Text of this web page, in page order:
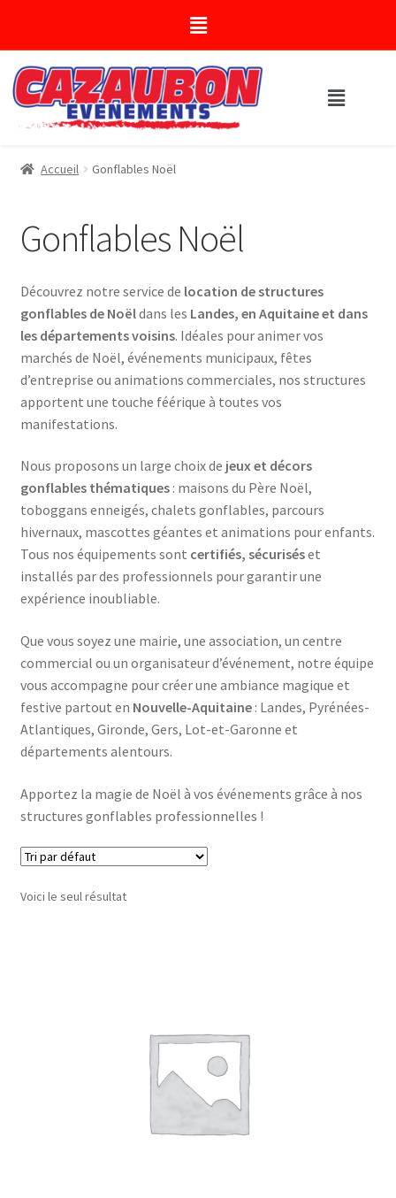
Accueil Gonflables Noël
Gonflables Noël
Découvrez notre service de location de structures
gonflables de Noëldans les Landes, en Aquitaine et dans
les départements voisins. Idéales pour animer vos
marchés de Noël, événements municipaux, fêtes
d’entreprise ou animations commerciales, nos structures
apportent une touche féérique à toutes vos
manifestations.
Nous proposons un large choix de jeux et décors
gonflables thématiques: maisons du Père Noël,
toboggans enneigés, chalets gonflables, parcours
hivernaux, mascottes géantes et animations pour enfants.
Tous nos équipements sont certifiés, sécuriséset
installés par des professionnels pour garantir une
expérience inoubliable.
Que vous soyez une mairie, une association, un centre
commercial ou un organisateur d’événement, notre équipe
vous accompagne pour créer une ambiance magique et
festive partout en Nouvelle-Aquitaine: Landes, Pyrénées-
Atlantiques, Gironde, Gers, Lot-et-Garonne et
départements alentours.
Apportez la magie de Noël à vos événements grâce à nos
structures gonflables professionnelles !
Voici le seul résultat